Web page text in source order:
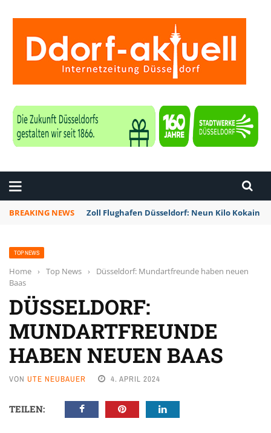
BREAKING NEWS Zoll Flughafen Düsseldorf: Neun Kilo Kokain
TOP NEWS
Home › Top News ›
Düsseldorf: Mundartfreunde haben neuen
Baas
DÜSSELDORF:
MUNDARTFREUNDE
HABEN NEUEN BAAS
VON UTE NEUBAUER 4. APRIL 2024
TEILEN: